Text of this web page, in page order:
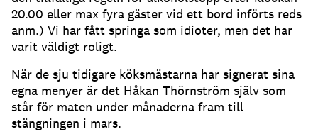
20.00 eller max fyra gäster vid ett bord införts reds
anm.) Vi har fått springa som idioter, men det har
varit väldigt roligt.
När de sju tidigare köksmästarna har signerat sina
egna menyer är det Håkan Thörnström själv som
står för maten under månaderna fram till
stängningen i mars.